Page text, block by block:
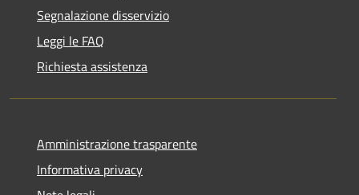
Segnalazione disservizio
Leggi le FAQ
Richiesta assistenza
Amministrazione trasparente
Informativa privacy